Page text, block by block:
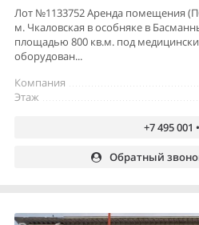
Лот №1133752 Аренда помещения
м. Чкаловская в особняке в
площадью 800 кв.м. под
оборудован...
Компания
Этаж
+7 495 001
Обратный